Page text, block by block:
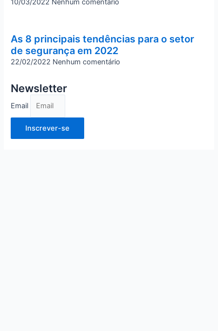
10/03/2022 Nenhum comentário
As 8 principais tendências para o setor
de segurança em 2022
22/02/2022 Nenhum comentário
Newsletter
Email
Inscrever-se